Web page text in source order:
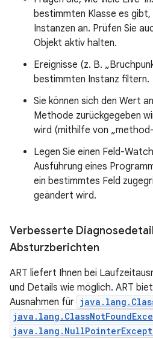
bestimmten Klasse es gibt,
Instanzen an. Prüfen Sie
Objekt aktiv halten.
Ereignisse (z. B.
bestimmten Instanz filtern.
Sie können sich den Wert
Methode zurückgegeben
wird (mithilfe von
Legen Sie einen Feld-
Ausführung eines
ein bestimmtes Feld
geändert wird.
Verbesserte
Absturzberichten
ART liefert Ihnen bei
und Details wie möglich. ART
Ausnahmen für